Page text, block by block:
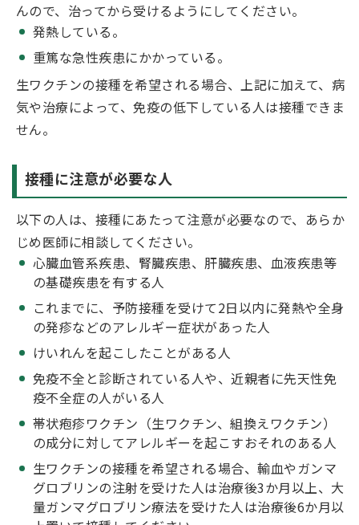
んので、治ってから受けるようにしてください。​
発熱している。​
重篤な急性疾患にかかっている。
生ワクチンの接種を希望される場合、上記に加えて、病
気や治療によって、免疫の低下している人は接種できま
せん。​
接種に注意が必要な人
以下の人は、接種にあたって注意が必要なので、あらか
じめ医師に相談してください。
心臓血管系疾患、腎臓疾患、肝臓疾患、血液疾患等
の基礎疾患を有する人
これまでに、予防接種を受けて2日以内に発熱や全身
の発疹などのアレルギー症状があった人
けいれんを起こしたことがある人
免疫不全と診断されている人や、近親者に先天性免
疫不全症の人がいる人
帯状疱疹ワクチン（生ワクチン、組換えワクチン）
の成分に対してアレルギーを起こすおそれのある人
生ワクチンの接種を希望される場合、輸血やガンマ
グロブリンの注射を受けた人は治療後3か月以上、大
量ガンマグロブリン療法を受けた人は治療後6か月以